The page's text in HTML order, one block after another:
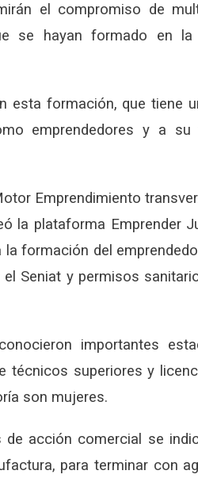
el compromiso de
se hayan formado en
esta formación, que tiene
emprendedores y a
Emprendimiento
la plataforma Emprender
la formación del
Seniat y permisos
importantes
técnicos superiores y
son mujeres.
acción comercial se
para terminar con